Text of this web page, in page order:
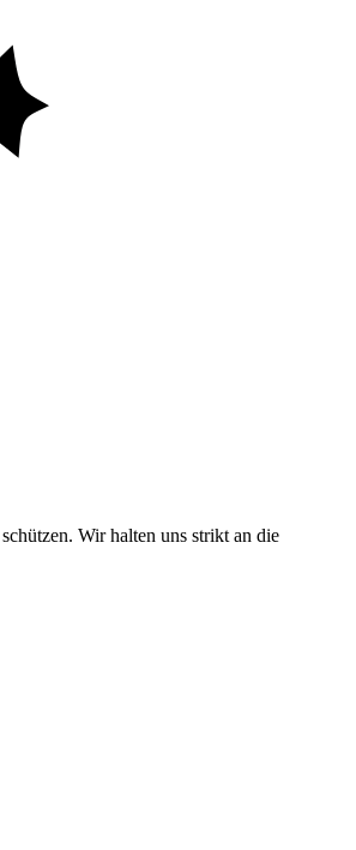
Wir halten uns strikt an die